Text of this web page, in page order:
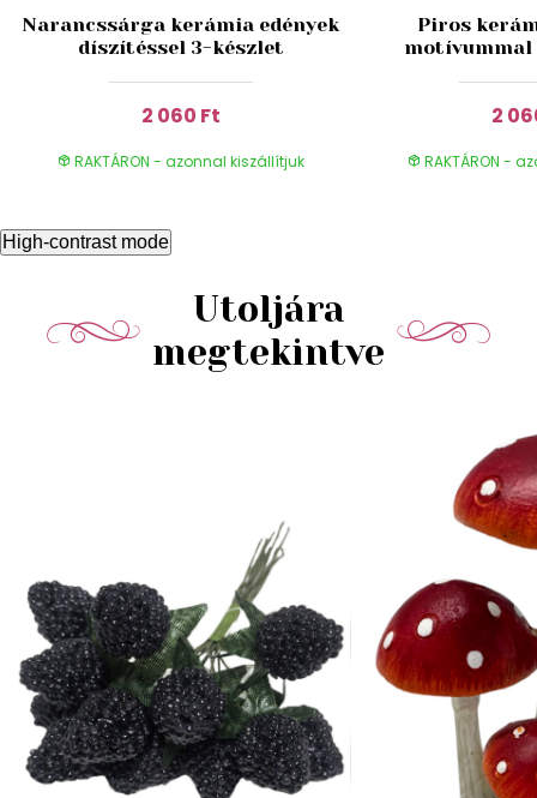
Narancssárga kerámia edények
díszítéssel 3-készlet
2 060 Ft
RAKTÁRON - azonnal kiszállítjuk
Piros
motívummal
2
RAKTÁRON -
High-contrast mode
Utoljára
megtekintve